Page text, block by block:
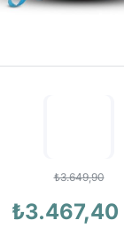
₺3.649,90
₺3.467,40